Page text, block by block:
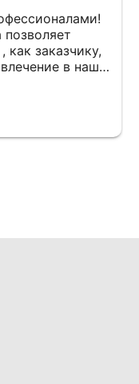
как заказчику,
в наш
мы нашли и
и